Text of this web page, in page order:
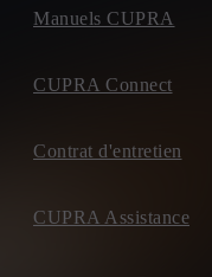
Manuels CUPRA
CUPRA Connect
Contrat d'entretien
CUPRA Assistance